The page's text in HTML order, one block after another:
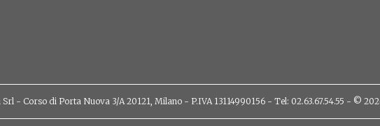
Srl - Corso di Porta Nuova 3/A 20121, Milano - P.IVA 13114990156 - Tel: 02.63.67.54.55 - ©